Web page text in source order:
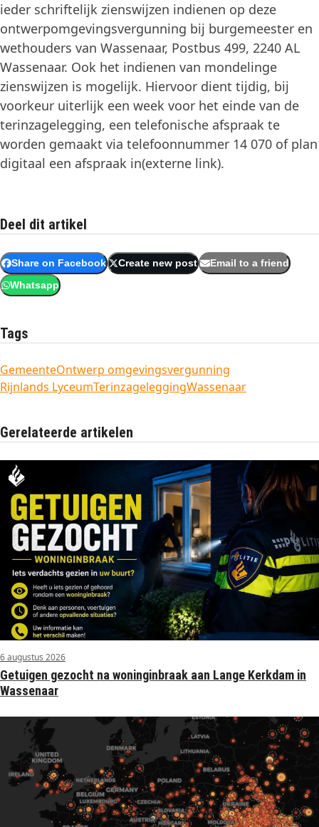
ieder schriftelijk zienswijzen indienen op deze
ontwerpomgevingsvergunning bij burgemeester en
wethouders van Wassenaar, Postbus 499, 2240 AL
Wassenaar. Ook het indienen van mondelinge
zienswijzen is mogelijk. Hiervoor dient tijdig, bij
voorkeur uiterlijk een week voor het einde van de
terinzagelegging, een telefonische afspraak te
worden gemaakt via telefoonnummer 14 070 of plan
digitaal een afspraak in(externe link).
Deel dit artikel
Share on Facebook Create new post Email to a friend
Whatsapp
Tags
GemeenteOntwerp omgevingsvergunning
Rijnlands LyceumTerinzageleggingWassenaar
Gerelateerde artikelen
6 augustus 2026
Getuigen gezocht na woninginbraak aan Lange Kerkdam in
Wassenaar